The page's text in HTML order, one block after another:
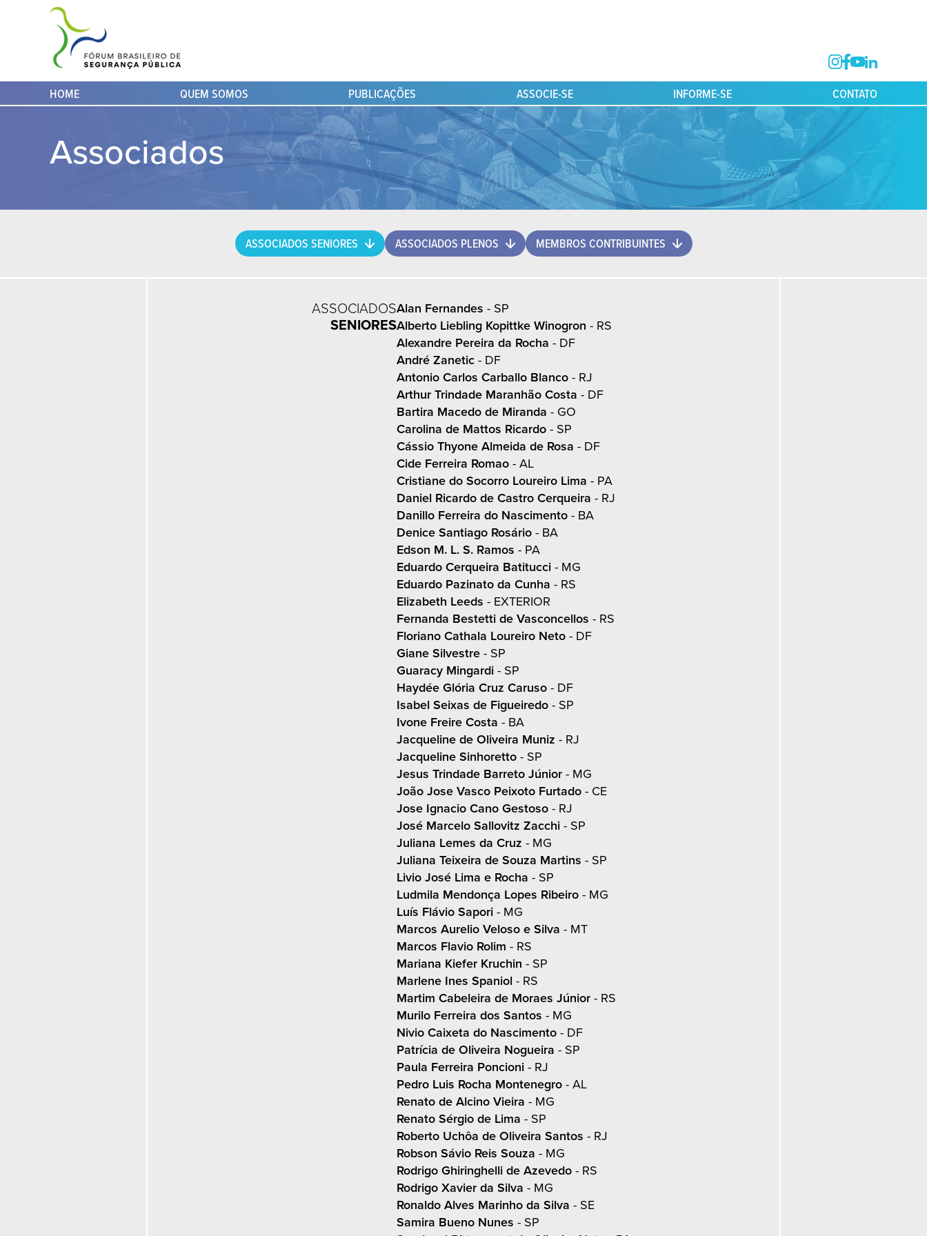
HOME QUEM SOMOS PUBLICAÇÕES ASSOCIE-SE INFORME-SE CONTATO
Associados
ASSOCIADOS SENIORES ASSOCIADOS PLENOS MEMBROS CONTRIBUINTES
ASSOCIADOS
SENIORES
Alan Fernandes - SP
Alberto Liebling Kopittke Winogron - RS
Alexandre Pereira da Rocha - DF
André Zanetic- DF
Antonio Carlos Carballo Blanco- RJ
Arthur Trindade Maranhão Costa - DF
Bartira Macedo de Miranda - GO
Carolina de Mattos Ricardo- SP
Cássio Thyone Almeida de Rosa - DF
Cide Ferreira Romao- AL
Cristiane do Socorro Loureiro Lima - PA
Daniel Ricardo de Castro Cerqueira - RJ
Danillo Ferreira do Nascimento- BA
Denice Santiago Rosário- BA
Edson M. L. S. Ramos - PA
Eduardo Cerqueira Batitucci- MG
Eduardo Pazinato da Cunha - RS
Elizabeth Leeds - EXTERIOR
Fernanda Bestetti de Vasconcellos - RS
Floriano Cathala Loureiro Neto- DF
Giane Silvestre- SP
Guaracy Mingardi- SP
Haydée Glória Cruz Caruso- DF
Isabel Seixas de Figueiredo- SP
Ivone Freire Costa - BA
Jacqueline de Oliveira Muniz - RJ
Jacqueline Sinhoretto- SP
Jesus Trindade Barreto Júnior- MG
João Jose Vasco Peixoto Furtado- CE
Jose Ignacio Cano Gestoso- RJ
José Marcelo Sallovitz Zacchi- SP
Juliana Lemes da Cruz - MG
Juliana Teixeira de Souza Martins - SP
Livio José Lima e Rocha - SP
Ludmila Mendonça Lopes Ribeiro- MG
Luís Flávio Sapori- MG
Marcos Aurelio Veloso e Silva - MT
Marcos Flavio Rolim - RS
Mariana Kiefer Kruchin - SP
Marlene Ines Spaniol- RS
Martim Cabeleira de Moraes Júnior- RS
Murilo Ferreira dos Santos - MG
Nivio Caixeta do Nascimento- DF
Patrícia de Oliveira Nogueira - SP
Paula Ferreira Poncioni- RJ
Pedro Luis Rocha Montenegro- AL
Renato de Alcino Vieira - MG
Renato Sérgio de Lima - SP
Roberto Uchôa de Oliveira Santos - RJ
Robson Sávio Reis Souza - MG
Rodrigo Ghiringhelli de Azevedo- RS
Rodrigo Xavier da Silva - MG
Ronaldo Alves Marinho da Silva - SE
Samira Bueno Nunes - SP